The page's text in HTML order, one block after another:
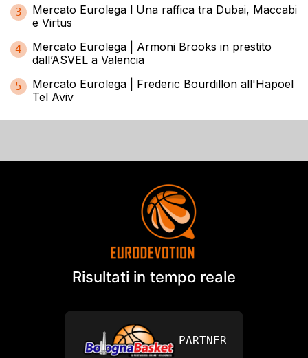
3
Mercato Eurolega l Una raffica tra Dubai, Maccabi
e Virtus
4
Mercato Eurolega | Armoni Brooks in prestito
dall’ASVEL a Valencia
5
Mercato Eurolega | Frederic Bourdillon all'Hapoel
Tel Aviv
Risultati in tempo reale
PARTNER